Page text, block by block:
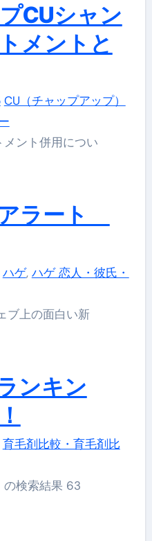
CUシャン
メントと
CU（チャップアップ）
メント併用につい
ラート
ハゲ, ハゲ 恋人・彼氏・
ブ上の面白い新
ンキン
育毛剤比較・育毛剤比
の検索結果 63